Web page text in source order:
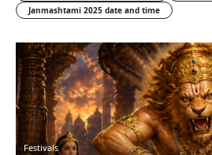
Janmashtami 2025 date and time
Festivals